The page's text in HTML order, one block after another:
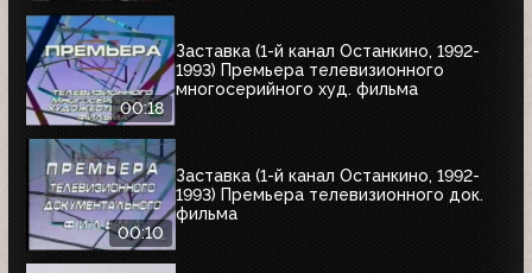
00:18
Заставка (1-й канал Останкино, 1992-
1993) Премьера телевизионного
многосерийного худ. фильма
00:10
Заставка (1-й канал Останкино, 1992-
1993) Премьера телевизионного док.
фильма